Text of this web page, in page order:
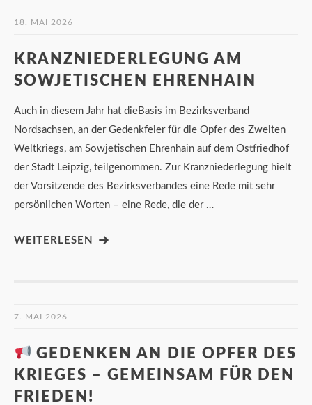
18. MAI 2026
KRANZNIEDERLEGUNG AM
SOWJETISCHEN EHRENHAIN
Auch in diesem Jahr hat dieBasis im Bezirksverband
Nordsachsen, an der Gedenkfeier für die Opfer des Zweiten
Weltkriegs, am Sowjetischen Ehrenhain auf dem Ostfriedhof
der Stadt Leipzig, teilgenommen. Zur Kranzniederlegung hielt
der Vorsitzende des Bezirksverbandes eine Rede mit sehr
persönlichen Worten – eine Rede, die der …
WEITERLESEN
7. MAI 2026
GEDENKEN AN DIE OPFER DES
KRIEGES – GEMEINSAM FÜR DEN
FRIEDEN!